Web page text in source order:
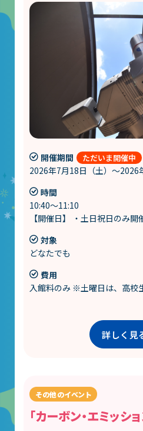
開催期間
2026年7月18日（土）～2026
時間
10:40～11:10
【開催日】 ・土日祝日のみ
対象
どなたでも
費用
入館料のみ ※土曜日は、高校
詳しく見
「カーボン・エミッシ